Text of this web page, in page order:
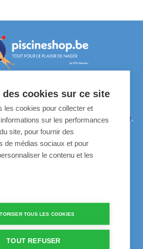
nos produits?
quatre points de vente:Overijse,
,Schoten,Sint-Martens-Latem
Liens utiles
ans d'expérience
Questions fréquentes
des cookies sur ce site
les cookies pour collecter et
sur les performances
site, pour fournir des
de médias sociaux et pour
le contenu et les
TOUS LES COOKIES
TOUT REFUSER